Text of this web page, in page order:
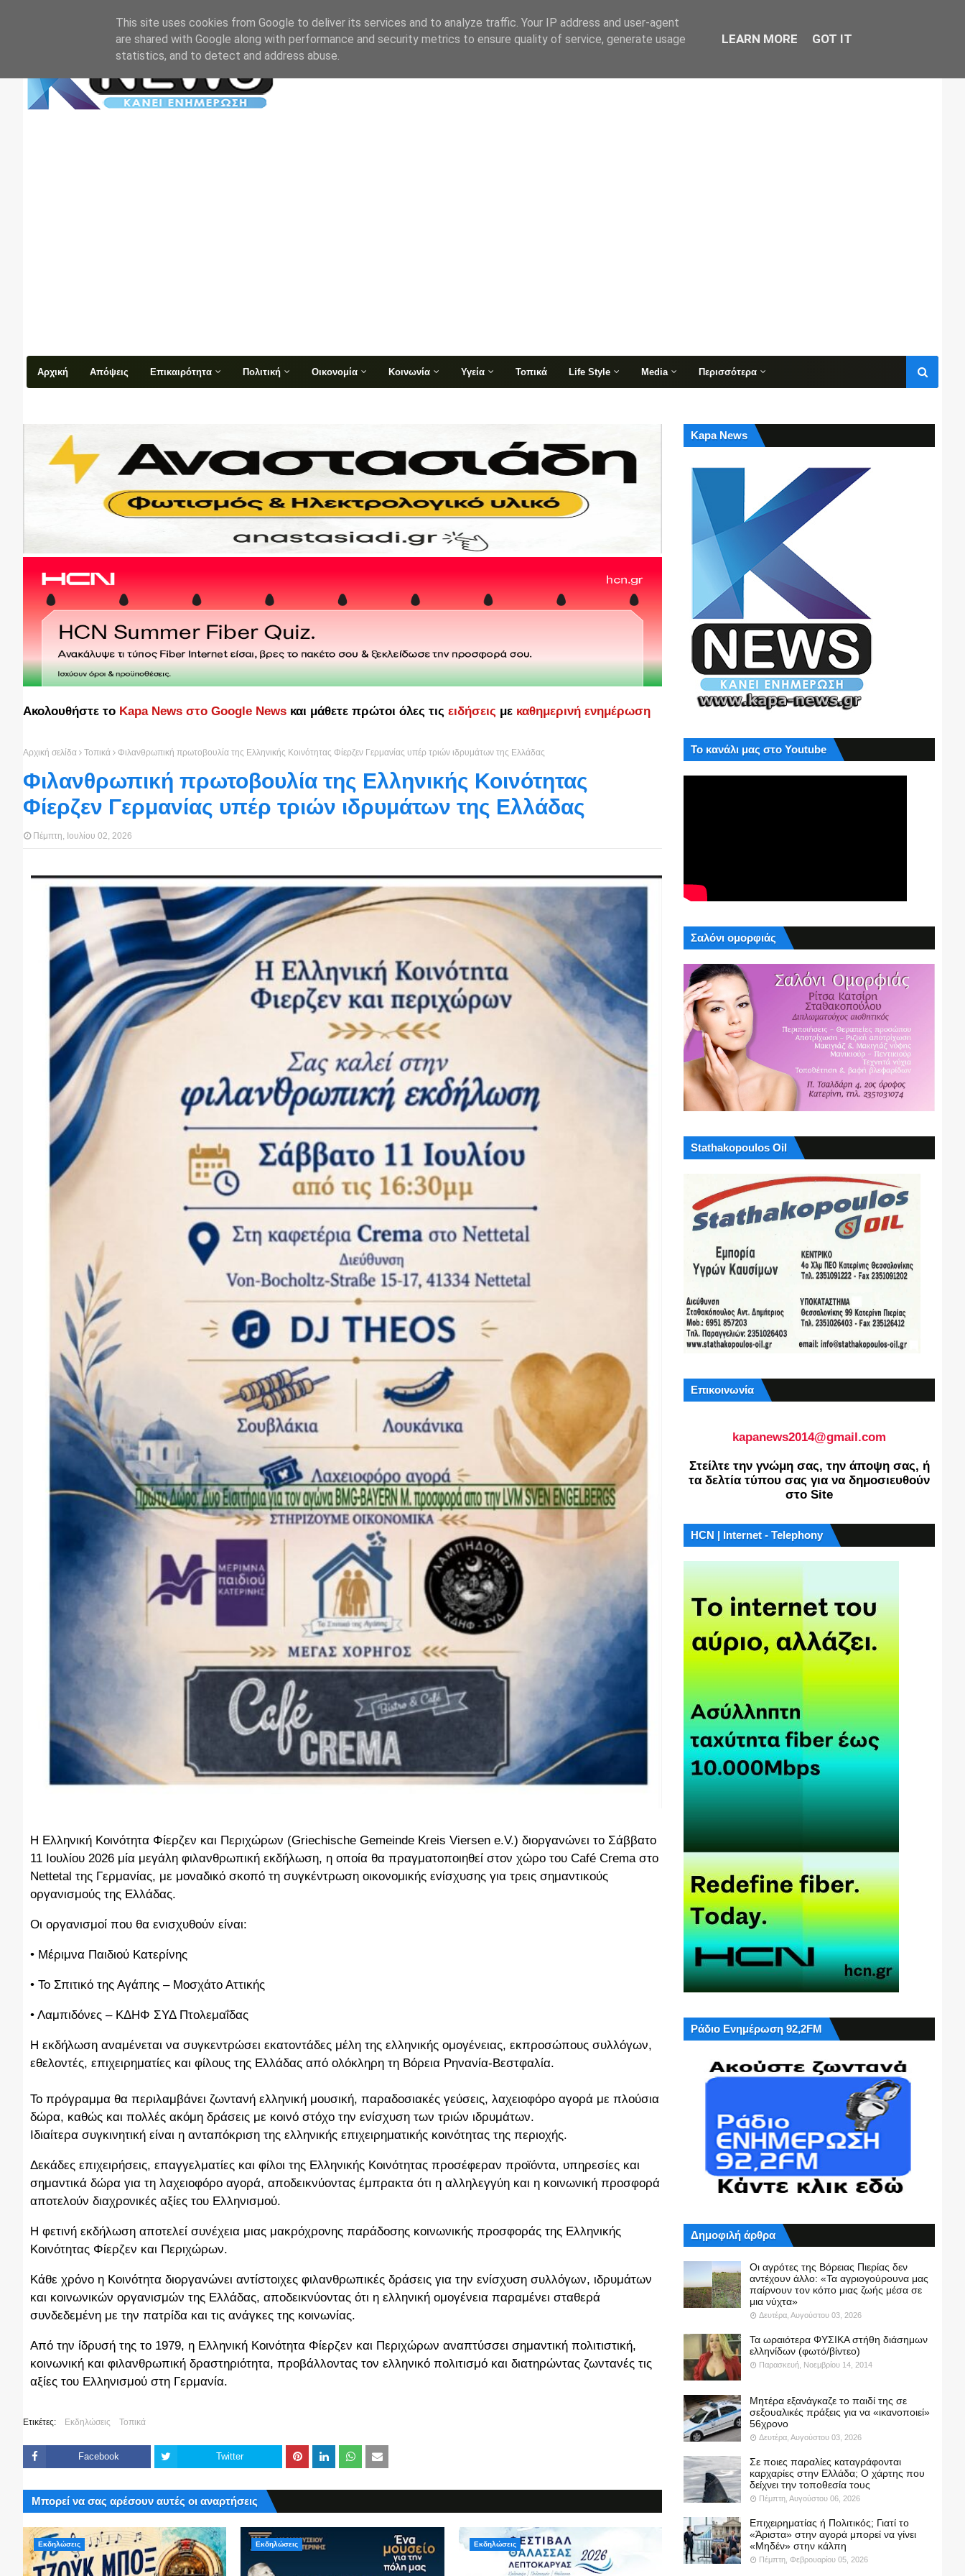
Αρχική Απόψεις Επικαιρότητα Πολιτική Οικονομία Κοινωνία Υγεία Τοπικά Life Style Media Περισσότερα
Ακολουθήστε το Kapa News στο Google News και μάθετε πρώτοι όλες τις ειδήσεις με καθημερινή ενημέρωση
Αρχική σελίδα Τοπικά Φιλανθρωπική πρωτοβουλία της Ελληνικής Κοινότητας Φίερζεν Γερμανίας υπέρ τριών ιδρυμάτων της Ελλάδας
Φιλανθρωπική πρωτοβουλία της Ελληνικής Κοινότητας
Φίερζεν Γερμανίας υπέρ τριών ιδρυμάτων της Ελλάδας
Πέμπτη, Ιουλίου 02, 2026
Η Ελληνική Κοινότητα Φίερζεν και Περιχώρων (Griechische Gemeinde Kreis Viersen e.V.) διοργανώνει το Σάββατο
11 Ιουλίου 2026 μία μεγάλη φιλανθρωπική εκδήλωση, η οποία θα πραγματοποιηθεί στον χώρο του Café Crema στο
Nettetal της Γερμανίας, με μοναδικό σκοπό τη συγκέντρωση οικονομικής ενίσχυσης για τρεις σημαντικούς
οργανισμούς της Ελλάδας.
Οι οργανισμοί που θα ενισχυθούν είναι:
• Μέριμνα Παιδιού Κατερίνης
• Το Σπιτικό της Αγάπης – Μοσχάτο Αττικής
• Λαμπιδόνες – ΚΔΗΦ ΣΥΔ Πτολεμαΐδας
Η εκδήλωση αναμένεται να συγκεντρώσει εκατοντάδες μέλη της ελληνικής ομογένειας, εκπροσώπους συλλόγων,
εθελοντές, επιχειρηματίες και φίλους της Ελλάδας από ολόκληρη τη Βόρεια Ρηνανία-Βεστφαλία.
Το πρόγραμμα θα περιλαμβάνει ζωντανή ελληνική μουσική, παραδοσιακές γεύσεις, λαχειοφόρο αγορά με πλούσια
δώρα, καθώς και πολλές ακόμη δράσεις με κοινό στόχο την ενίσχυση των τριών ιδρυμάτων.
Ιδιαίτερα συγκινητική είναι η ανταπόκριση της ελληνικής επιχειρηματικής κοινότητας της περιοχής.
Δεκάδες επιχειρήσεις, επαγγελματίες και φίλοι της Ελληνικής Κοινότητας προσέφεραν προϊόντα, υπηρεσίες και
σημαντικά δώρα για τη λαχειοφόρο αγορά, αποδεικνύοντας έμπρακτα ότι η αλληλεγγύη και η κοινωνική προσφορά
αποτελούν διαχρονικές αξίες του Ελληνισμού.
Η φετινή εκδήλωση αποτελεί συνέχεια μιας μακρόχρονης παράδοσης κοινωνικής προσφοράς της Ελληνικής
Κοινότητας Φίερζεν και Περιχώρων.
Κάθε χρόνο η Κοινότητα διοργανώνει αντίστοιχες φιλανθρωπικές δράσεις για την ενίσχυση συλλόγων, ιδρυμάτων
και κοινωνικών οργανισμών της Ελλάδας, αποδεικνύοντας ότι η ελληνική ομογένεια παραμένει σταθερά
συνδεδεμένη με την πατρίδα και τις ανάγκες της κοινωνίας.
Από την ίδρυσή της το 1979, η Ελληνική Κοινότητα Φίερζεν και Περιχώρων αναπτύσσει σημαντική πολιτιστική,
κοινωνική και φιλανθρωπική δραστηριότητα, προβάλλοντας τον ελληνικό πολιτισμό και διατηρώντας ζωντανές τις
αξίες του Ελληνισμού στη Γερμανία.
Ετικέτες: Εκδηλώσεις Τοπικά
Facebook Twitter
Μπορεί να σας αρέσουν αυτές οι αναρτήσεις
Εκδηλώσεις Εκδηλώσεις Εκδηλώσεις
Kapa News
Το κανάλι μας στο Youtube
Σαλόνι ομορφιάς
Stathakopoulos Oil
Επικοινωνία
kapanews2014@gmail.com
Στείλτε την γνώμη σας, την άποψη σας, ή
τα δελτία τύπου σας για να δημοσιευθούν
στο Site
HCN | Internet - Telephony
Ράδιο Ενημέρωση 92,2FM
Δημοφιλή άρθρα
Οι αγρότες της Βόρειας Πιερίας δεν
αντέχουν άλλο: «Τα αγριογούρουνα μας
παίρνουν τον κόπο μιας ζωής μέσα σε
μια νύχτα»
Δευτέρα, Αυγούστου 03, 2026
Τα ωραιότερα ΦΥΣΙΚΑ στήθη διάσημων
ελληνίδων (φωτό/βίντεο)
Παρασκευή, Νοεμβρίου 14, 2014
Μητέρα εξανάγκαζε το παιδί της σε
σεξουαλικές πράξεις για να «ικανοποιεί»
56χρονο
Δευτέρα, Αυγούστου 03, 2026
Σε ποιες παραλίες καταγράφονται
καρχαρίες στην Ελλάδα; Ο χάρτης που
δείχνει την τοποθεσία τους
Πέμπτη, Αυγούστου 06, 2026
Επιχειρηματίας ή Πολιτικός; Γιατί το
«Άριστα» στην αγορά μπορεί να γίνει
«Μηδέν» στην κάλπη
Πέμπτη, Φεβρουαρίου 05, 2026
This site uses cookies from Google to deliver its services and to analyze traffic. Your IP address and user-agent
are shared with Google along with performance and security metrics to ensure quality of service, generate usage
statistics, and to detect and address abuse.
LEARN MORE GOT IT